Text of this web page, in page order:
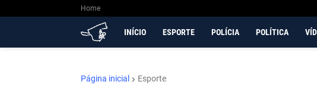
Home
INÍCIO ESPORTE POLÍCIA POLÍTICA
Página inicial Esporte